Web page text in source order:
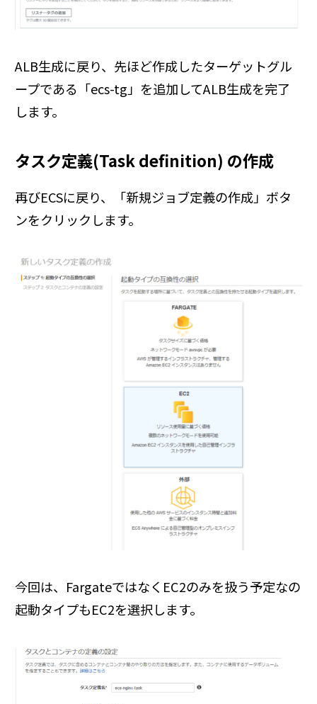
ALB生成に戻り、先ほど作成したターゲットグル
ープである「ecs-tg」を追加してALB生成を完了
します。
タスク定義(Task definition) の作成
再びECSに戻り、「新規ジョブ定義の作成」ボタ
ンをクリックします。
今回は、FargateではなくEC2のみを扱う予定なの
起動タイプもEC2を選択します。